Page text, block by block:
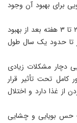
برای بهبود آن وجود
زمان بازگشت این حس در بعضی از افراد کرونایی ۲ تا ۳ هفته بعد از بهبود
نیز تا حدود یک سال طول
دچار مشکلات زیادی
تحت تأثیر قرار
از غذا دارد و اختلال
حس بویایی و چشایی